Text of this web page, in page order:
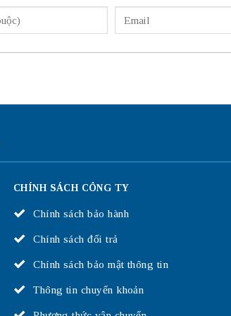
CHÍNH SÁCH CÔNG TY
Chính sách bảo hành
Chính sách đổi trả
Chính sách bảo mật thông tin
Thông tin chuyển khoản